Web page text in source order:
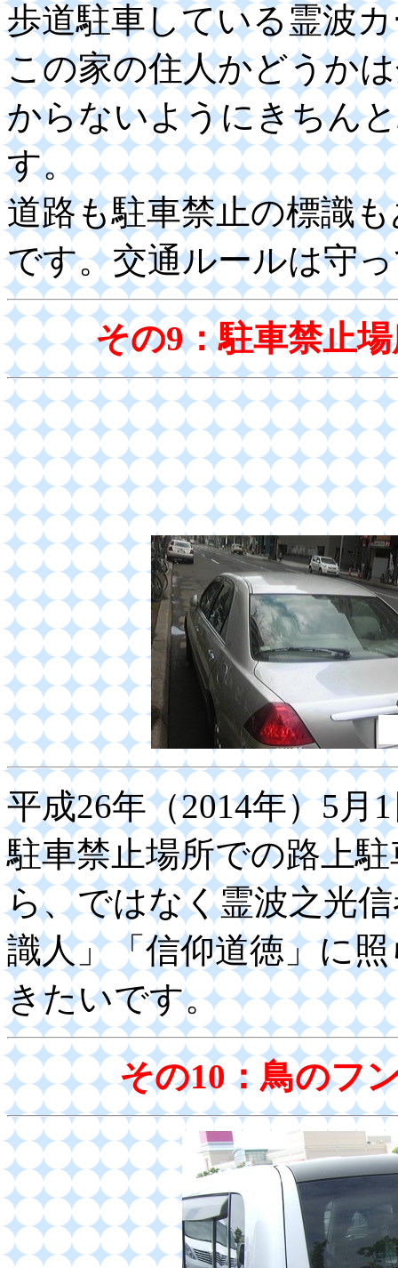
歩道駐車している霊波
この家の住人かどうか
からないようにきちん
す。
道路も駐車禁止の標識
です。交通ルールは守
その9：駐車禁止
平成26年（2014年）5月
駐車禁止場所での路上
ら、ではなく霊波之光
識人」「信仰道徳」に
きたいです。
その10：鳥のフ